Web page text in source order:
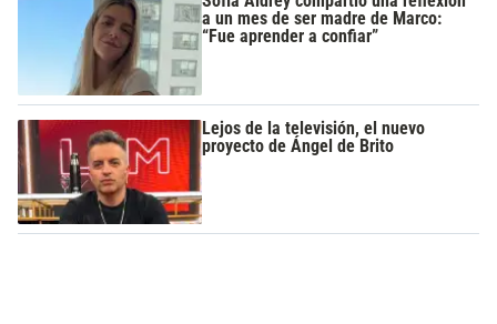
a un mes de ser madre de Marco:
“Fue aprender a confiar”
Lejos de la televisión, el nuevo
proyecto de Ángel de Brito